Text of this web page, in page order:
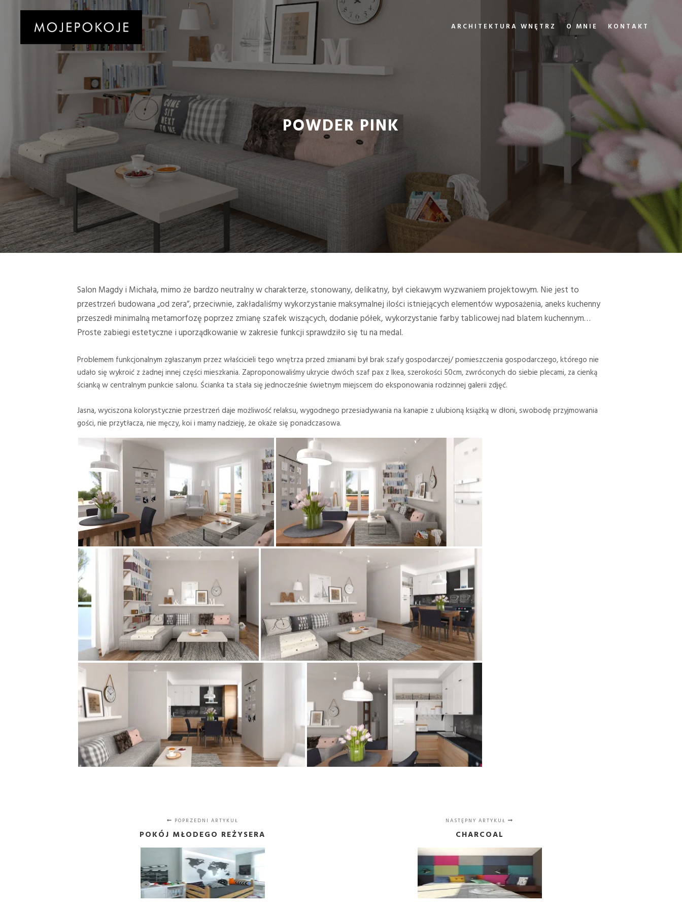
ARCHITEKTURA WNĘTRZ O MNIE KONTAKT
POWDER PINK
Salon Magdy i Michała, mimo że bardzo neutralny w charakterze, stonowany, delikatny, był ciekawym wyzwaniem projektowym. Nie jest to
przestrzeń budowana „od zera”, przeciwnie, zakładaliśmy wykorzystanie maksymalnej ilości istniejących elementów wyposażenia, aneks kuchenny
przeszedł minimalną metamorfozę poprzez zmianę szafek wiszących, dodanie półek, wykorzystanie farby tablicowej nad blatem kuchennym…
Proste zabiegi estetyczne i uporządkowanie w zakresie funkcji sprawdziło się tu na medal.
Problemem funkcjonalnym zgłaszanym przez właścicieli tego wnętrza przed zmianami był brak szafy gospodarczej/ pomieszczenia gospodarczego, którego nie
udało się wykroić z żadnej innej części mieszkania. Zaproponowaliśmy ukrycie dwóch szaf pax z Ikea, szerokości 50cm, zwróconych do siebie plecami, za cienką
ścianką w centralnym punkcie salonu. Ścianka ta stała się jednocześnie świetnym miejscem do eksponowania rodzinnej galerii zdjęć.
Jasna, wyciszona kolorystycznie przestrzeń daje możliwość relaksu, wygodnego przesiadywania na kanapie z ulubioną książką w dłoni, swobodę przyjmowania
gości, nie przytłacza, nie męczy, koi i mamy nadzieję, że okaże się ponadczasowa.
POPRZEDNI ARTYKUŁ
POKÓJ MŁODEGO REŻYSERA
NASTĘPNY ARTYKUŁ
CHARCOAL